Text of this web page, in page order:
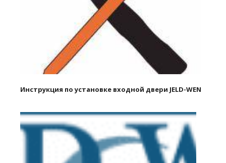
Инструкция по установке входной двери JELD-WEN